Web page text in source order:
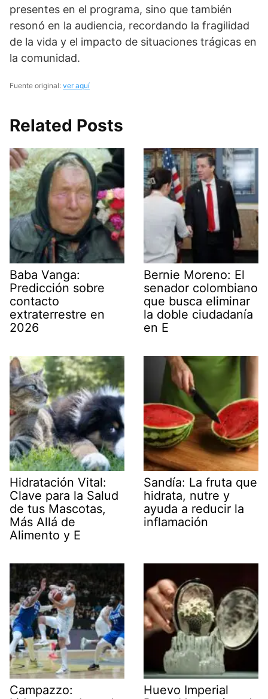
presentes en el programa, sino que también
resonó en la audiencia, recordando la fragilidad
de la vida y el impacto de situaciones trágicas en
la comunidad.
Fuente original: ver aquí
Related Posts
Baba Vanga:
Predicción sobre
contacto
extraterrestre en
2026
Bernie Moreno: El
senador colombiano
que busca eliminar
la doble ciudadanía
en E
Hidratación Vital:
Clave para la Salud
de tus Mascotas,
Más Allá de
Alimento y E
Sandía: La fruta que
hidrata, nutre y
ayuda a reducir la
inflamación
Campazzo:
Huevo Imperial